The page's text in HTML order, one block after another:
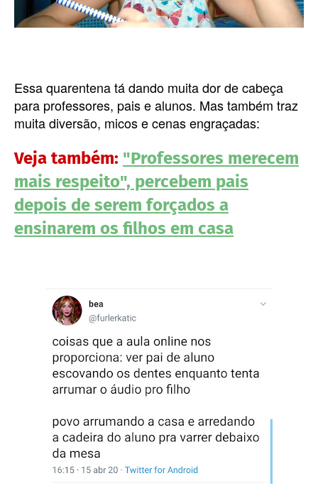
Essa quarentena tá dando muita dor de cabeça
para professores, pais e alunos. Mas também traz
muita diversão, micos e cenas engraçadas:
Veja também: "Professores merecem
mais respeito", percebem pais
depois de serem forçados a
ensinarem os filhos em casa